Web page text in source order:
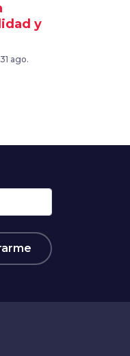
y
ago.